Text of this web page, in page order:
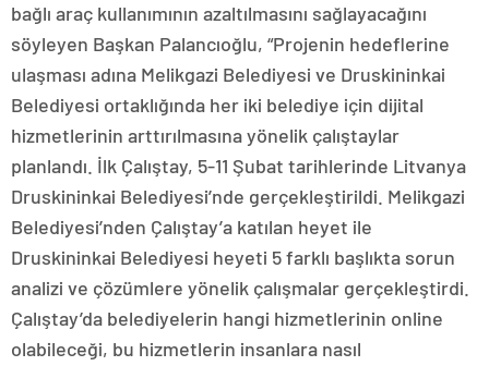
bağlı araç kullanımının azaltılmasını sağlayacağını
söyleyen Başkan Palancıoğlu, “Projenin hedeflerine
ulaşması adına Melikgazi Belediyesi ve Druskininkai
Belediyesi ortaklığında her iki belediye için dijital
hizmetlerinin arttırılmasına yönelik çalıştaylar
planlandı. İlk Çalıştay, 5-11 Şubat tarihlerinde Litvanya
Druskininkai Belediyesi’nde gerçekleştirildi. Melikgazi
Belediyesi’nden Çalıştay’a katılan heyet ile
Druskininkai Belediyesi heyeti 5 farklı başlıkta sorun
analizi ve çözümlere yönelik çalışmalar gerçekleştirdi.
Çalıştay’da belediyelerin hangi hizmetlerinin online
olabileceği, bu hizmetlerin insanlara nasıl